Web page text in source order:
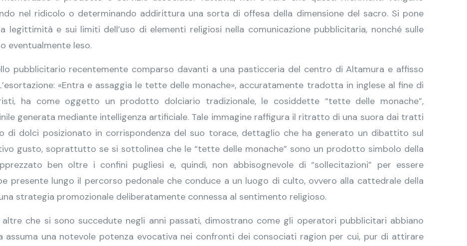
nel ridicolo o determinando addirittura una sorta di offesa della dimensione del sacro. Si pone
legittimità e sui limiti dell’uso di elementi religiosi nella comunicazione pubblicitaria, nonché sulle
eventualmente leso.
pubblicitario recentemente comparso davanti a una pasticceria del centro di Altamura e affisso
«Entra e assaggia le tette delle monache», accuratamente tradotta in inglese al fine di
ha come oggetto un prodotto dolciario tradizionale, le cosiddette “tette delle monache”,
generata mediante intelligenza artificiale. Tale immagine raffigura il ritratto di una suora dai tratti
di dolci posizionato in corrispondenza del suo torace, dettaglio che ha generato un dibattito sul
gusto, soprattutto se si sottolinea che le “tette delle monache” sono un prodotto simbolo della
ben oltre i confini pugliesi e, quindi, non abbisognevole di “sollecitazioni” per essere
presente lungo il percorso pedonale che conduce a un luogo di culto, ovvero alla cattedrale della
strategia promozionale deliberatamente connessa al sentimento religioso.
che si sono succedute negli anni passati, dimostrano come gli operatori pubblicitari abbiano
una notevole potenza evocativa nei confronti dei consociati ragion per cui, pur di attirare